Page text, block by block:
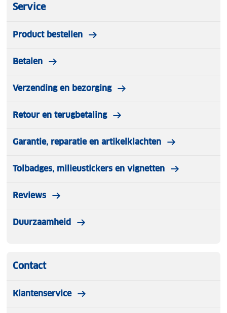
Service
Product bestellen
Betalen
Verzending en bezorging
Retour en terugbetaling
Garantie, reparatie en artikelklachten
Tolbadges, milieustickers en vignetten
Reviews
Duurzaamheid
Contact
Klantenservice